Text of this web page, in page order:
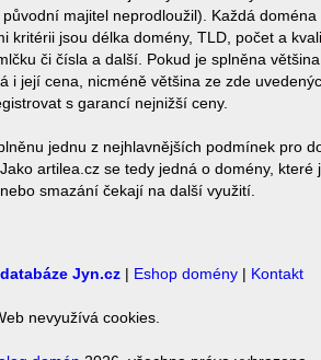
majitel neprodloužil). Každá doména
jsou délka domény, TLD, počet a
či čísla a další. Pokud je splněna
i její cena, nicméně většina ze zde
s garancí nejnižší ceny.
jednu z nejhlavnějších podmínek pro
artilea.cz se tedy jedná o domény, které
smazání čekají na další využití.
Jyn.cz| Eshop domény| Kontakt
nevyužívá cookies.